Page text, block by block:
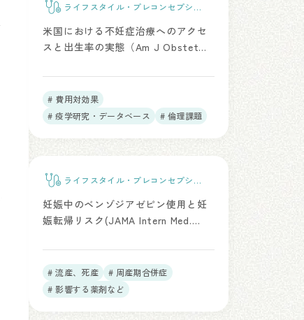
ライフスタイル・プレコンセプショ
米国における不妊症治療へのアクセ
スと出生率の実態（Am J Obstet
# 費用対効果
# 疫学研究・データベース
# 倫理課題
ライフスタイル・プレコンセプショ
妊娠中のベンゾジアゼピン使用と妊
娠転帰リスク(JAMA Intern Med.
# 流産、死産
# 周産期合併症
# 影響する薬剤など